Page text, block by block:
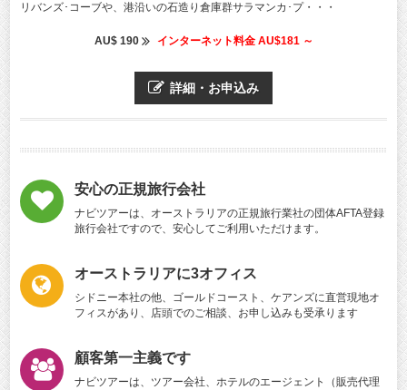
リバンズ･コーブや、港沿いの石造り倉庫群サラマンカ･プ・・・
AU$ 190 インターネット料金 AU$181 ～
詳細・お申込み
安心の正規旅行会社
ナビツアーは、オーストラリアの正規旅行業社の団体AFTA登録
旅行会社ですので、安心してご利用いただけます。
オーストラリアに3オフィス
シドニー本社の他、ゴールドコースト、ケアンズに直営現地オ
フィスがあり、店頭でのご相談、お申し込みも受承ります
顧客第一主義です
ナビツアーは、ツアー会社、ホテルのエージェント（販売代理